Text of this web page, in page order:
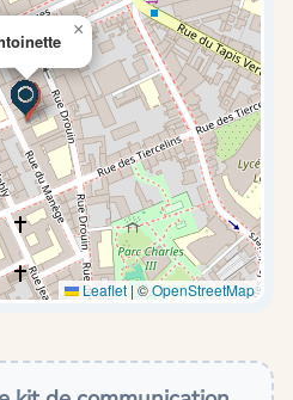
×
Leaflet | ©OpenStreetMap